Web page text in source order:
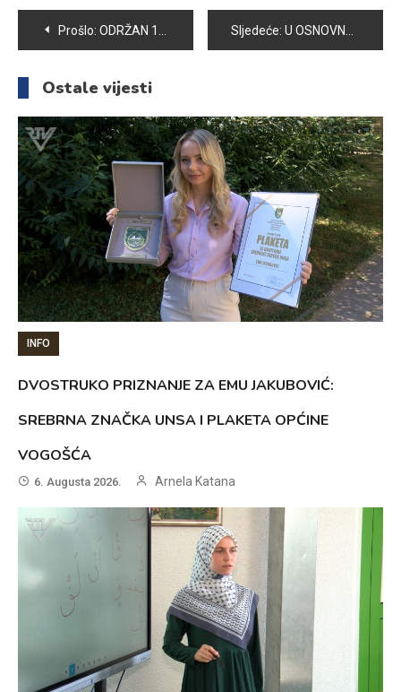
Navigacija
članaka
Prošlo: ODRŽAN 12. „MEMORIJAL MUSTAFA KRATOVAC MUJKE“ Sljedeće: U OSNOVNOJ ŠKOLI “ZAHID BARUČIJA” OBILJEŽEN DAN ŠKOLE
Ostale vijesti
INFO
DVOSTRUKO PRIZNANJE ZA EMU JAKUBOVIĆ:
SREBRNA ZNAČKA UNSA I PLAKETA OPĆINE
VOGOŠĆA
6. Augusta 2026. Arnela Katana